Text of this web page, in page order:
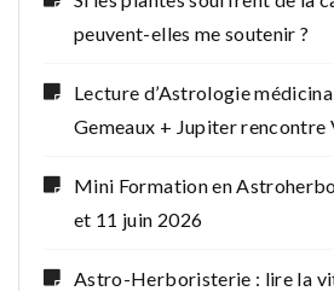
peuvent-elles me soutenir ?
Lecture d’Astrologie
Gemeaux + Jupiter rencontre
Mini Formation en
et 11 juin 2026
Astro-Herboristerie : lire la